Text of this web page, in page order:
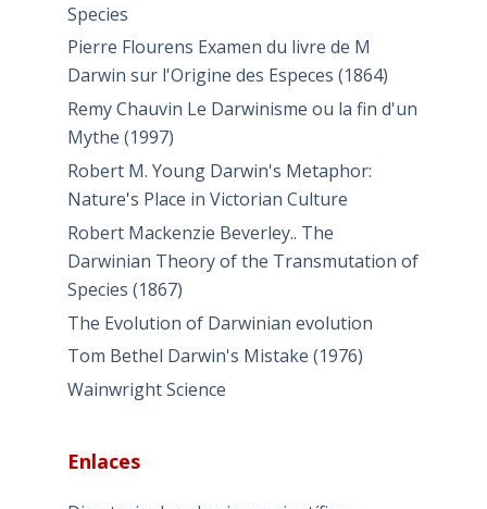
Species
Pierre Flourens Examen du livre de M
Darwin sur l'Origine des Especes (1864)
Remy Chauvin Le Darwinisme ou la fin d'un
Mythe (1997)
Robert M. Young Darwin's Metaphor:
Nature's Place in Victorian Culture
Robert Mackenzie Beverley.. The
Darwinian Theory of the Transmutation of
Species (1867)
The Evolution of Darwinian evolution
Tom Bethel Darwin's Mistake (1976)
Wainwright Science
Enlaces